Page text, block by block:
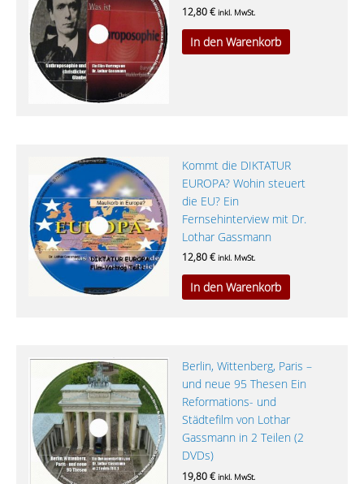
12,80€ inkl. MwSt.
In den Warenkorb
Kommt die DIKTATUR
EUROPA? Wohin steuert
die EU? Ein
Fernsehinterview mit Dr.
Lothar Gassmann
12,80€ inkl. MwSt.
In den Warenkorb
Berlin, Wittenberg, Paris –
und neue 95 Thesen Ein
Reformations- und
Städtefilm von Lothar
Gassmann in 2 Teilen (2
DVDs)
19,80€ inkl. MwSt.